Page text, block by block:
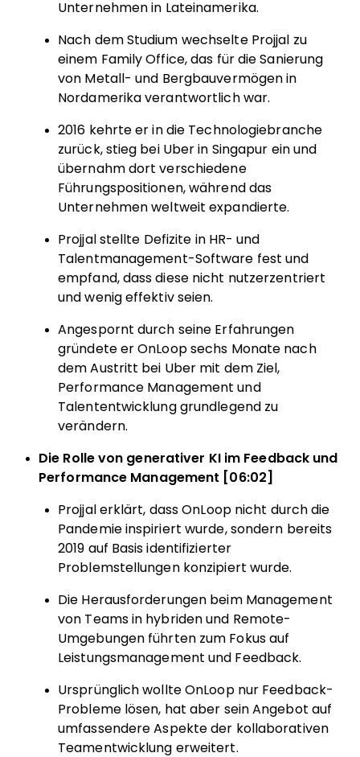
Unternehmen in Lateinamerika.
Nach dem Studium wechselte Projjal zu
einem Family Office, das für die Sanierung
von Metall- und Bergbauvermögen in
Nordamerika verantwortlich war.
2016 kehrte er in die Technologiebranche
zurück, stieg bei Uber in Singapur ein und
übernahm dort verschiedene
Führungspositionen, während das
Unternehmen weltweit expandierte.
Projjal stellte Defizite in HR- und
Talentmanagement-Software fest und
empfand, dass diese nicht nutzerzentriert
und wenig effektiv seien.
Angespornt durch seine Erfahrungen
gründete er OnLoop sechs Monate nach
dem Austritt bei Uber mit dem Ziel,
Performance Management und
Talententwicklung grundlegend zu
verändern.
Die Rolle von generativer KI im Feedback und
Performance Management [06:02]
Projjal erklärt, dass OnLoop nicht durch die
Pandemie inspiriert wurde, sondern bereits
2019 auf Basis identifizierter
Problemstellungen konzipiert wurde.
Die Herausforderungen beim Management
von Teams in hybriden und Remote-
Umgebungen führten zum Fokus auf
Leistungsmanagement und Feedback.
Ursprünglich wollte OnLoop nur Feedback-
Probleme lösen, hat aber sein Angebot auf
umfassendere Aspekte der kollaborativen
Teamentwicklung erweitert.